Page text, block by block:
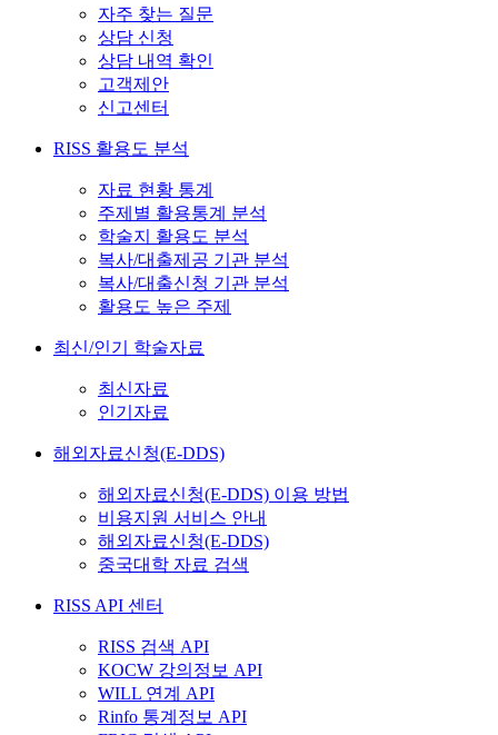
자주 찾는 질문
상담 신청
상담 내역 확인
고객제안
신고센터
RISS 활용도 분석
자료 현황 통계
주제별 활용통계 분석
학술지 활용도 분석
복사/대출제공 기관 분석
복사/대출신청 기관 분석
활용도 높은 주제
최신/인기 학술자료
최신자료
인기자료
해외자료신청(E-DDS)
해외자료신청(E-DDS) 이용 방법
비용지원 서비스 안내
해외자료신청(E-DDS)
중국대학 자료 검색
RISS API 센터
RISS 검색 API
KOCW 강의정보 API
WILL 연계 API
Rinfo 통계정보 API